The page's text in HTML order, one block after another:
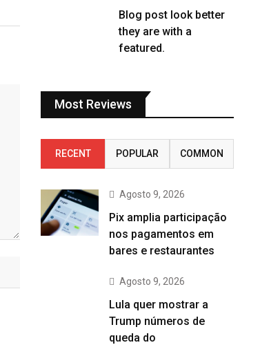
Blog post look better
they are with a
featured.
Most Reviews
RECENT POPULAR COMMON
Agosto 9, 2026
Pix amplia participação
nos pagamentos em
bares e restaurantes
Agosto 9, 2026
Lula quer mostrar a
Trump números de
queda do